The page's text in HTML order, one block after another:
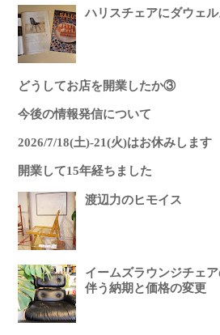
ハリスチェアにダウェル
どうしてお店を開業したか③
今後の情報発信について
2026/7/18(土)-21(火)はお休みします
開業して15年経ちました
渡辺力のヒモイス
イームズラウンジチェ
伴う納期と価格の変更